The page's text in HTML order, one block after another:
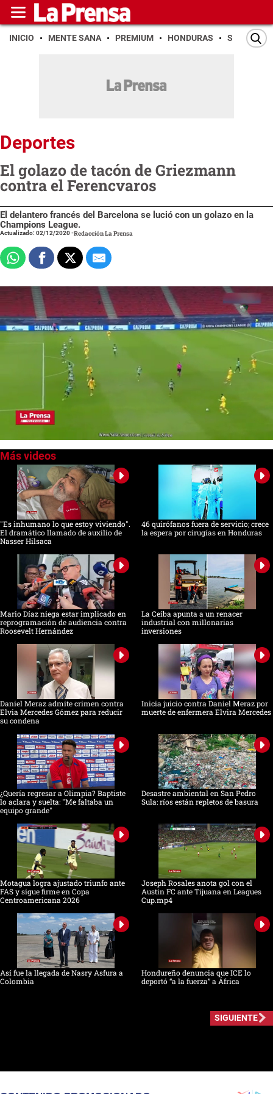
INICIO MENTE SANA PREMIUM HONDURAS SAN PEDRO
Deportes
El golazo de tacón de Griezmann
contra el Ferencvaros
El delantero francés del Barcelona se lució con un golazo en la
Champions League.
Actualizado: 02/12/2020-Redacción La Prensa
seconds
seconds
"Es inhumano lo que estoy viviendo".
El dramático llamado de auxilio de
Nasser Hilsaca
46 quirófanos fuera de servicio; crece
la espera por cirugías en Honduras
Mario Díaz niega estar implicado en
reprogramación de audiencia contra
Roosevelt Hernández
La Ceiba apunta a un renacer
industrial con millonarias
inversiones
Daniel Meraz admite crimen contra
Elvia Mercedes Gómez para reducir
su condena
Inicia juicio contra Daniel Meraz por
muerte de enfermera Elvira Mercedes
¿Quería regresar a Olimpia? Baptiste
lo aclara y suelta: "Me faltaba un
equipo grande"
Desastre ambiental en San Pedro
Sula: ríos están repletos de basura
Motagua logra ajustado triunfo ante
FAS y sigue firme en Copa
Centroamericana 2026
Joseph Rosales anota gol con el
Austin FC ante Tijuana en Leagues
Cup.mp4
Así fue la llegada de Nasry Asfura a
Colombia
Hondureño denuncia que ICE lo
deportó “a la fuerza” a África
SIGUIENTE